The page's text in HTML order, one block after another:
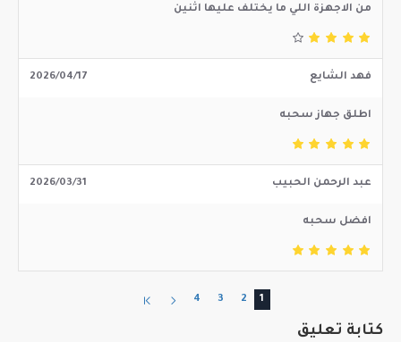
من الاجهزة اللي ما يختلف عليها اثنين
فهد الشايع 2026/04/17
اطلق جهاز سحبه
عبد الرحمن الحبيب 2026/03/31
افضل سحبه
1
2
3
4
كتابة تعليق